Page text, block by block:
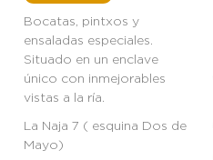
Bocatas, pintxos y
ensaladas especiales.
Situado en un enclave
único con inmejorables
vistas a la ría.
La Naja 7 ( esquina Dos de
Mayo)